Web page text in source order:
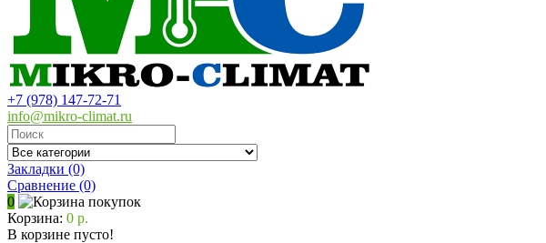
+7 (978) 147-72-71
info@mikro-climat.ru
Закладки (0)
Сравнение (0)
0
Корзина: 0 р.
В корзине пусто!